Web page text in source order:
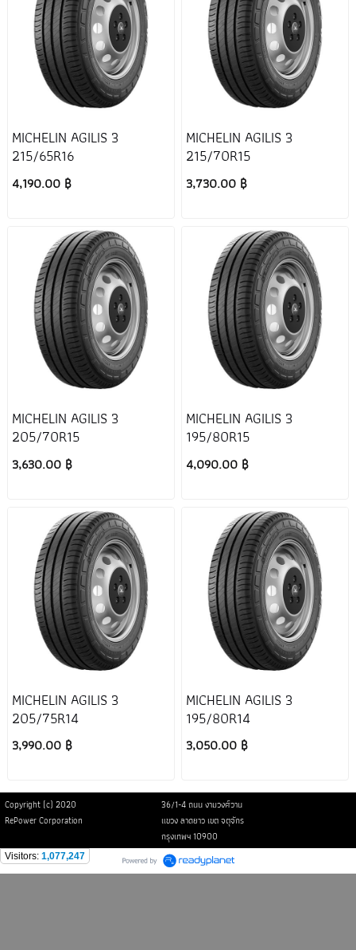
MICHELIN AGILIS 3
215/65R16
4,190.00 ฿
MICHELIN AGILIS 3
215/70R15
3,730.00 ฿
MICHELIN AGILIS 3
205/70R15
3,630.00 ฿
MICHELIN AGILIS 3
195/80R15
4,090.00 ฿
MICHELIN AGILIS 3
205/75R14
3,990.00 ฿
MICHELIN AGILIS 3
195/80R14
3,050.00 ฿
Copyright (c) 2020
36/1-4 ถนน งามวงศ์วาน
RePower Corporation
แขวง ลาดยาว เขต จตุจักร
กรุงเทพฯ 10900
Visitors: 1,077,247